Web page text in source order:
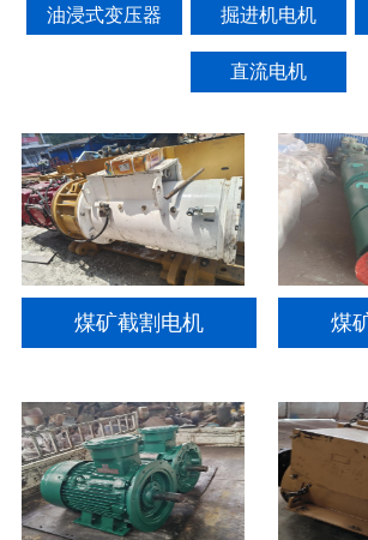
油浸式变压器 掘进机电机
直流电机
煤矿截割电机 煤